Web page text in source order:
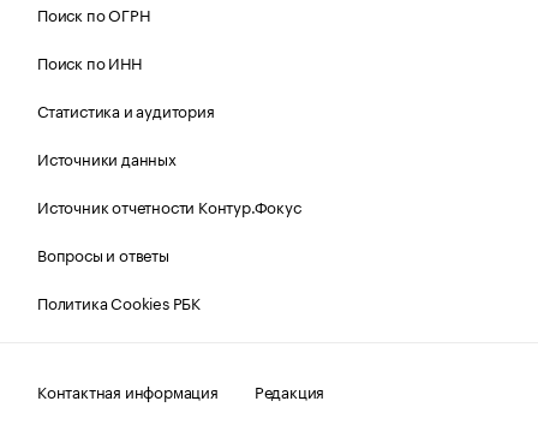
Поиск по ОГРН
Поиск по ИНН
Статистика и аудитория
Источники данных
Источник отчетности Контур.Фокус
Вопросы и ответы
Политика Cookies РБК
Контактная информация
Редакция